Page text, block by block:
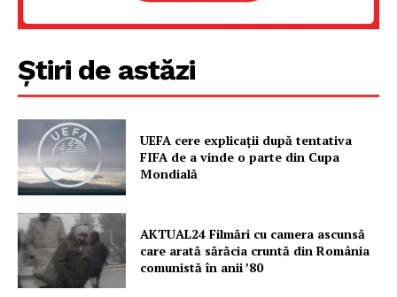
Știri de astăzi
UEFA cere explicații după tentativa
FIFA de a vinde o parte din Cupa
Mondială
AKTUAL24 Filmări cu camera ascunsă
care arată sărăcia cruntă din România
comunistă în anii ’80